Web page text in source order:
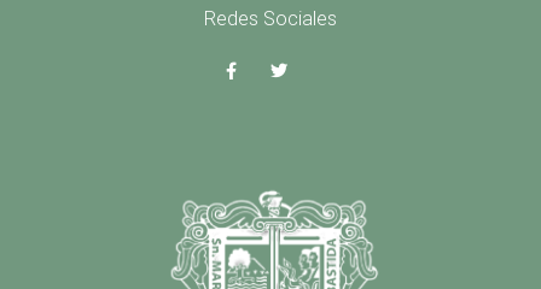
Redes Sociales